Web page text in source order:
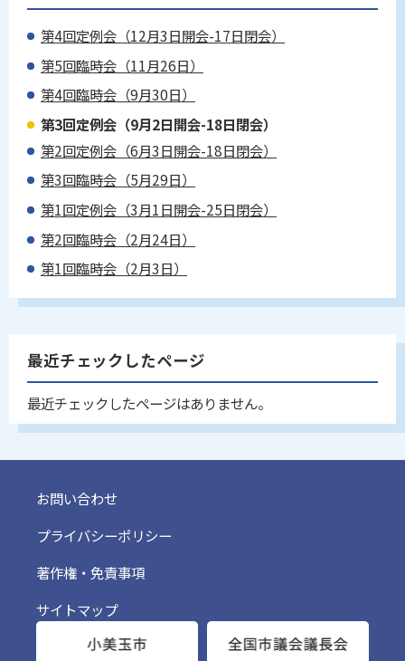
第4回定例会（12月3日開会-17日閉会）
第5回臨時会（11月26日）
第4回臨時会（9月30日）
第3回定例会（9月2日開会-18日閉会）
第2回定例会（6月3日開会-18日閉会）
第3回臨時会（5月29日）
第1回定例会（3月1日開会-25日閉会）
第2回臨時会（2月24日）
第1回臨時会（2月3日）
最近チェックしたページ
最近チェックしたページはありません。
お問い合わせ
プライバシーポリシー
著作権・免責事項
サイトマップ